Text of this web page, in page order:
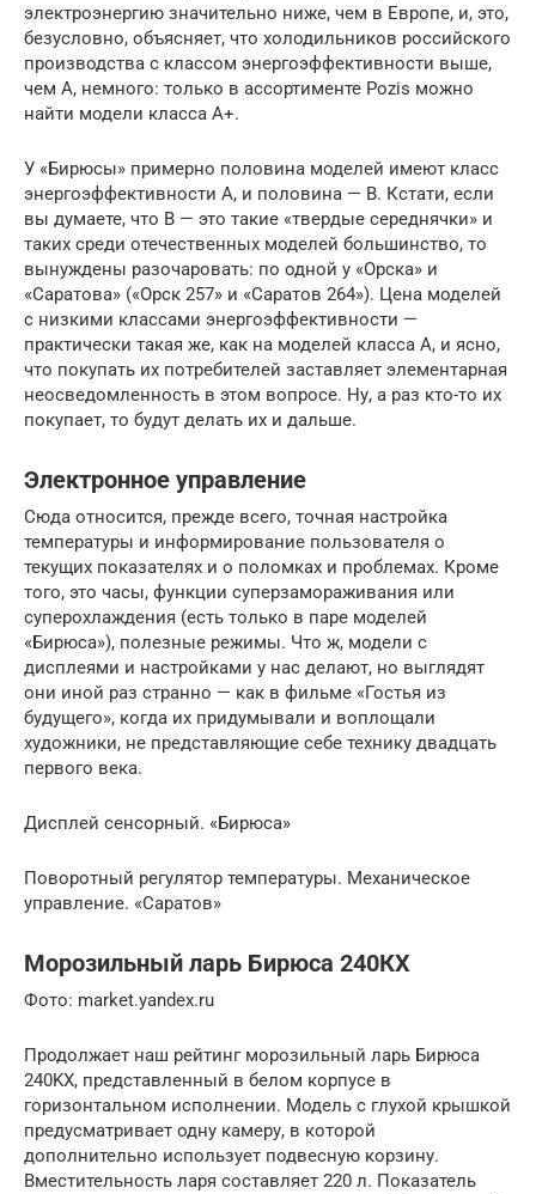
электроэнергию значительно ниже, чем в Европе, и, это,
безусловно, объясняет, что холодильников российского
производства с классом энергоэффективности выше,
чем А, немного: только в ассортименте Pozis можно
найти модели класса А+.
У «Бирюсы» примерно половина моделей имеют класс
энергоэффективности А, и половина — В. Кстати, если
вы думаете, что В — это такие «твердые середнячки» и
таких среди отечественных моделей большинство, то
вынуждены разочаровать: по одной у «Орска» и
«Саратова» («Орск 257» и «Саратов 264»). Цена моделей
с низкими классами энергоэффективности —
практически такая же, как на моделей класса А, и ясно,
что покупать их потребителей заставляет элементарная
неосведомленность в этом вопросе. Ну, а раз кто-то их
покупает, то будут делать их и дальше.
Электронное управление
Сюда относится, прежде всего, точная настройка
температуры и информирование пользователя о
текущих показателях и о поломках и проблемах. Кроме
того, это часы, функции суперзамораживания или
суперохлаждения (есть только в паре моделей
«Бирюса»), полезные режимы. Что ж, модели с
дисплеями и настройками у нас делают, но выглядят
они иной раз странно — как в фильме «Гостья из
будущего», когда их придумывали и воплощали
художники, не представляющие себе технику двадцать
первого века.
Дисплей сенсорный. «Бирюса»
Поворотный регулятор температуры. Механическое
управление. «Саратов»
Морозильный ларь Бирюса 240КХ
Фото: market.yandex.ru
Продолжает наш рейтинг морозильный ларь Бирюса
240KX, представленный в белом корпусе в
горизонтальном исполнении. Модель с глухой крышкой
предусматривает одну камеру, в которой
дополнительно использует подвесную корзину.
Вместительность ларя составляет 220 л. Показатель